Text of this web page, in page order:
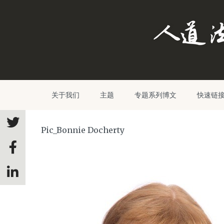
关于我们 主题 专题系列博文 快速链
Pic_Bonnie Docherty